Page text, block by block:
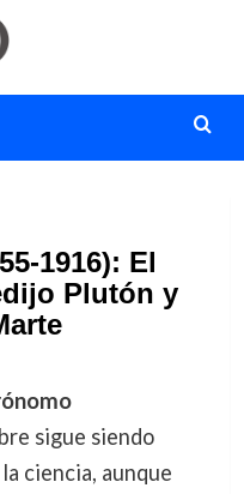
1916): El
Plutón y
sigue siendo
ciencia, aunque